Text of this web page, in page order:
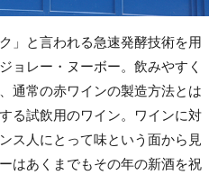
」と言われる急速発酵技術を用
ョレー・ヌーボー。飲みやすく
通常の赤ワインの製造方法とは
る試飲用のワイン。ワインに対
ス人にとって味という面から見
はあくまでもその年の新酒を祝